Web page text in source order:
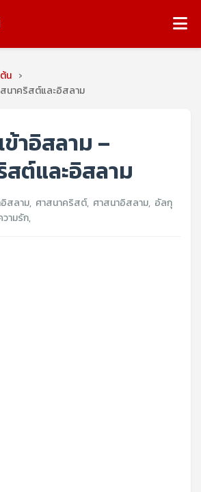
น ›
นาคริสต์และอิสลาม
าอิสลาม –
ต์และอิสลาม
อิสลาม, ศาสนาคริสต์, ศาสนาอิสลาม, อัลกุ
วามรัก,